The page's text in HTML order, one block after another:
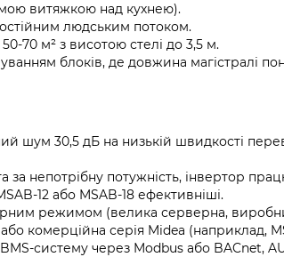
витяжкою над кухнею).
людським потоком.
70 м² з висотою стелі до 3,5 м.
блоків, де довжина магістралі
шум 30,5 дБ на низькій швидкості
непотрібну потужність, інвертор
12 або MSAB-18 ефективніші.
режимом (велика серверна,
комерційна серія Midea (наприклад,
систему через Modbus або BACnet,